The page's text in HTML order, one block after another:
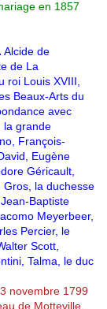
en 1857
Alcide de
de La
roi Louis XVIII,
Beaux-Arts du
avec
la grande
François-
Eugène
Géricault,
la duchesse
Baptiste
Meyerbeer,
Percier, le
Scott,
Talma, le duc
3 novembre 1799
de Motteville,